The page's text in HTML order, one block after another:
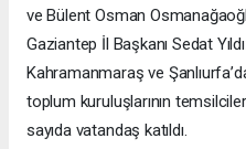
ve Bülent Osman
Gaziantep İl Başkanı Sedat
Kahramanmaraş ve
toplum kuruluşlarının
sayıda vatandaş katıldı.